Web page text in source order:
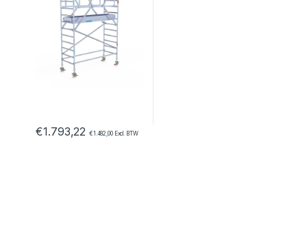
€1.793,22 €1.482,00Excl. BTW